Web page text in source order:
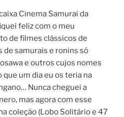
Cinema Samurai da
feliz com o meu
de filmes clássicos de
de samurais e ronins só
e outros cujos nomes
que um dia eu os teria na
Nunca cheguei a
mas agora com esse
coleção (Lobo Solitário e 47